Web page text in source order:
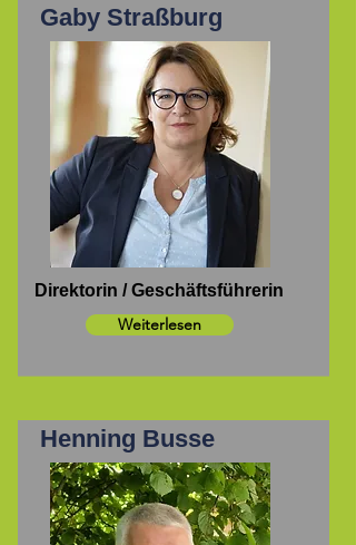
Gaby Straßburg
Direktorin / Geschäftsführerin
Weiterlesen
Henning Busse